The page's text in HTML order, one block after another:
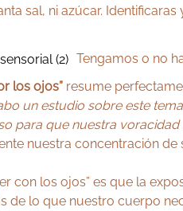
sal, ni azúcar.
Tengamos o no
los ojos” resume
un estudio sobre este
para que nuestra voracidad
nuestra concentración de
con los ojos” es que la
de lo que nuestro cuerpo